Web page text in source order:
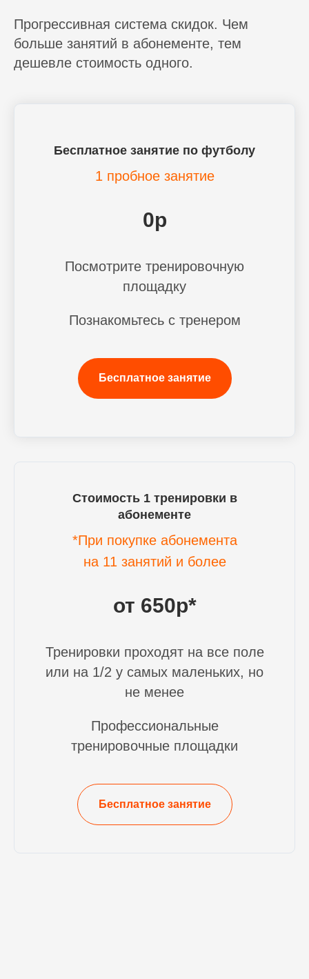
Прогрессивная система скидок. Чем
больше занятий в абонементе, тем
дешевле стоимость одного.
Бесплатное занятие по футболу
1 пробное занятие
0р
Посмотрите тренировочную
площадку
Познакомьтесь с тренером
Бесплатное занятие
Стоимость 1 тренировки в
абонементе
*При покупке абонемента
на 11 занятий и более
от 650р*
Тренировки проходят на все поле
или на 1/2 у самых маленьких, но
не менее
Профессиональные
тренировочные площадки
Бесплатное занятие